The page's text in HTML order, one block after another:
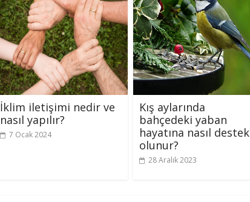
İklim iletişimi nedir ve
nasıl yapılır?
7 Ocak 2024
Kış aylarında
bahçedeki yaban
hayatına nasıl destek
olunur?
28 Aralık 2023